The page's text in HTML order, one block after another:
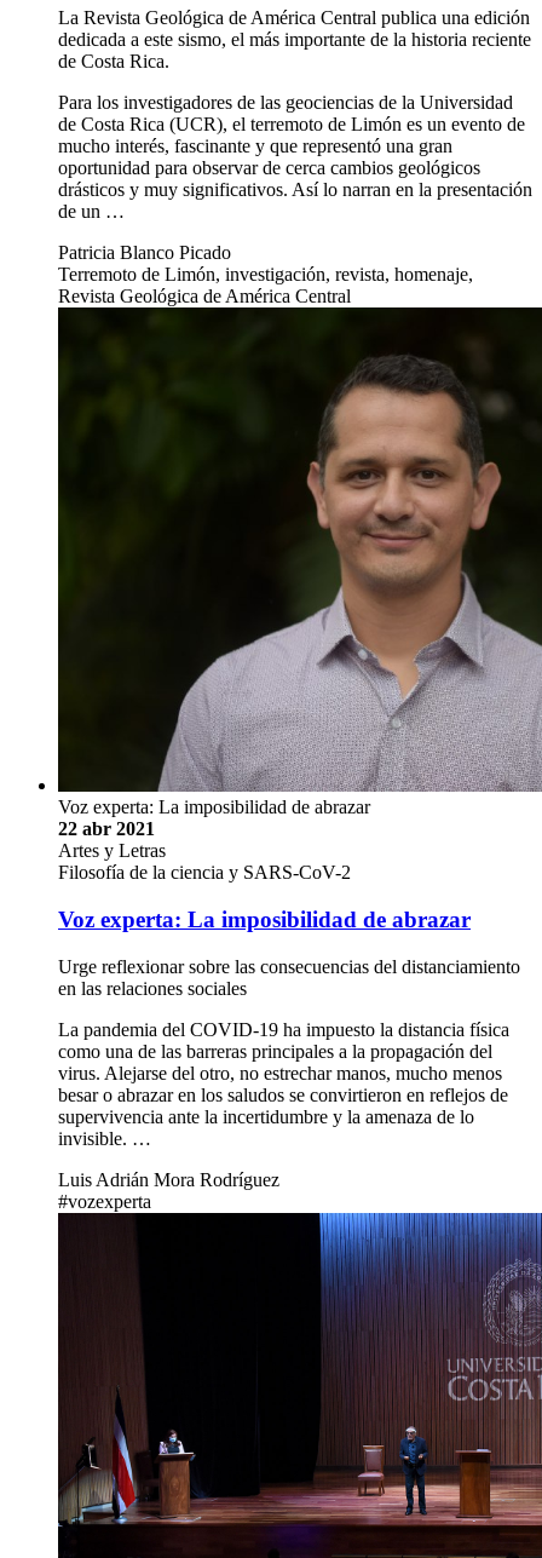
La Revista Geológica de América Central publica una edición
dedicada a este sismo, el más importante de la historia reciente
de Costa Rica.
Para los investigadores de las geociencias de la Universidad
de Costa Rica (UCR), el terremoto de Limón es un evento de
mucho interés, fascinante y que representó una gran
oportunidad para observar de cerca cambios geológicos
drásticos y muy significativos. Así lo narran en la presentación
de un …
Patricia Blanco Picado
Terremoto de Limón, investigación, revista, homenaje,
Revista Geológica de América Central
Voz experta: La imposibilidad de abrazar
22 abr 2021
Artes y Letras
Filosofía de la ciencia y SARS-CoV-2
Voz experta: La imposibilidad de abrazar
Urge reflexionar sobre las consecuencias del distanciamiento
en las relaciones sociales
La pandemia del COVID-19 ha impuesto la distancia física
como una de las barreras principales a la propagación del
virus. Alejarse del otro, no estrechar manos, mucho menos
besar o abrazar en los saludos se convirtieron en reflejos de
supervivencia ante la incertidumbre y la amenaza de lo
invisible. …
Luis Adrián Mora Rodríguez
#vozexperta